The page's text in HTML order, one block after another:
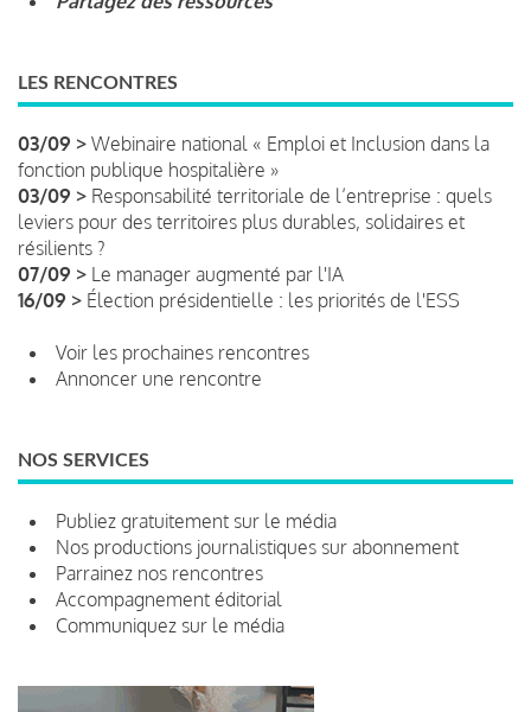
LES RENCONTRES
03/09 > Webinaire national « Emploi et Inclusion dans la
fonction publique hospitalière »
03/09 > Responsabilité territoriale de l’entreprise : quels
leviers pour des territoires plus durables, solidaires et
résilients ?
07/09 > Le manager augmenté par l'IA
16/09 > Élection présidentielle : les priorités de l'ESS
Voir les prochaines rencontres
Annoncer une rencontre
NOS SERVICES
Publiez gratuitement sur le média
Nos productions journalistiques sur abonnement
Parrainez nos rencontres
Accompagnement éditorial
Communiquez sur le média